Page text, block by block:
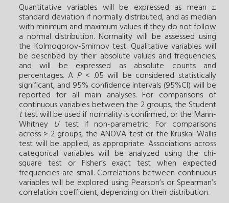
Quantitative variables will be expressed as mean ±
standard deviation if normally distributed, and as median
with minimum and maximum values if they do not follow
a normal distribution. Normality will be assessed using
the Kolmogorov-Smirnov test. Qualitative variables will
be described by their absolute values and frequencies,
and will be expressed as absolute counts and
percentages. A P< .05 will be considered statistically
significant, and 95% confidence intervals (95%CI) will be
reported for all main analyses. For comparisons of
continuous variables between the 2 groups, the Student
ttest will be used if normality is confirmed, or the Mann-
Whitney Utest if non-parametric. For comparisons
across > 2 groups, the ANOVA test or the Kruskal-Wallis
test will be applied, as appropriate. Associations across
categorical variables will be analyzed using the chi-
square test or Fisher’s exact test when expected
frequencies are small. Correlations between continuous
variables will be explored using Pearson’s or Spearman’s
correlation coefficient, depending on their distribution.